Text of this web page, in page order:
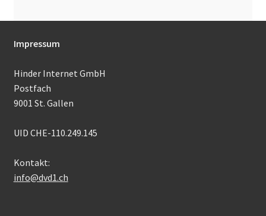
Impressum
Hinder Internet GmbH
Postfach
9001 St. Gallen
UID CHE-110.249.145
Kontakt:
info@dvd1.ch